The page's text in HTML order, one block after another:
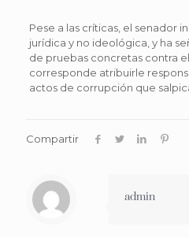
Pese a las críticas, el senador
jurídica y no ideológica, y ha
de pruebas concretas contra
corresponde atribuirle
actos de corrupción que
Compartir
admin